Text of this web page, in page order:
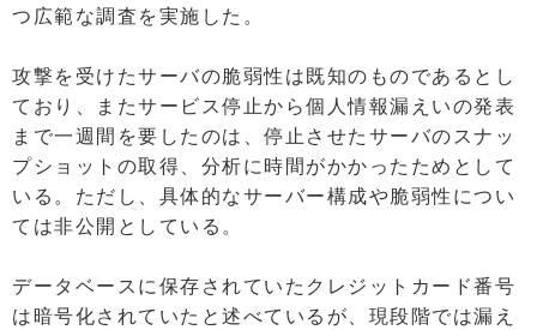
つ広範な調査を実施した。
攻撃を受けたサーバの脆弱性は既知のものであるとし
ており、またサービス停止から個人情報漏えいの発表
まで一週間を要したのは、停止させたサーバのスナッ
プショットの取得、分析に時間がかかったためとして
いる。ただし、具体的なサーバー構成や脆弱性につい
ては非公開としている。
データベースに保存されていたクレジットカード番号
は暗号化されていたと述べているが、現段階では漏え